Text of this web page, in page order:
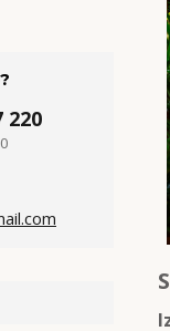
220